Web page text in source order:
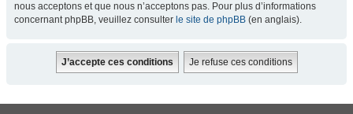
nous acceptons et que nous n’acceptons pas. Pour plus d’informations
concernant phpBB, veuillez consulter le site de phpBB (en anglais).